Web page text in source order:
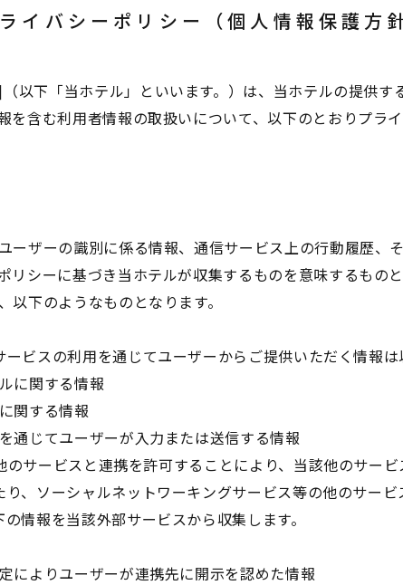
イバシーポリシー （個人情報保護方
下「当ホテル」といいます。）は、当ホテルの提供す
を含む利用者情報の取扱いについて、以下のとおりプラ
ーザーの識別に係る情報、通信サービス上の行動履歴、
リシーに基づき当ホテルが収集するものを意味するもの
下のようなものとなります。
ビスの利用を通じてユーザーからご提供いただく情報
に関する情報
関する情報
通じてユーザーが入力または送信する情報
サービスと連携を許可することにより、当該他のサー
、ソーシャルネットワーキングサービス等の他のサー
情報を当該外部サービスから収集します。
によりユーザーが連携先に開示を認めた情報